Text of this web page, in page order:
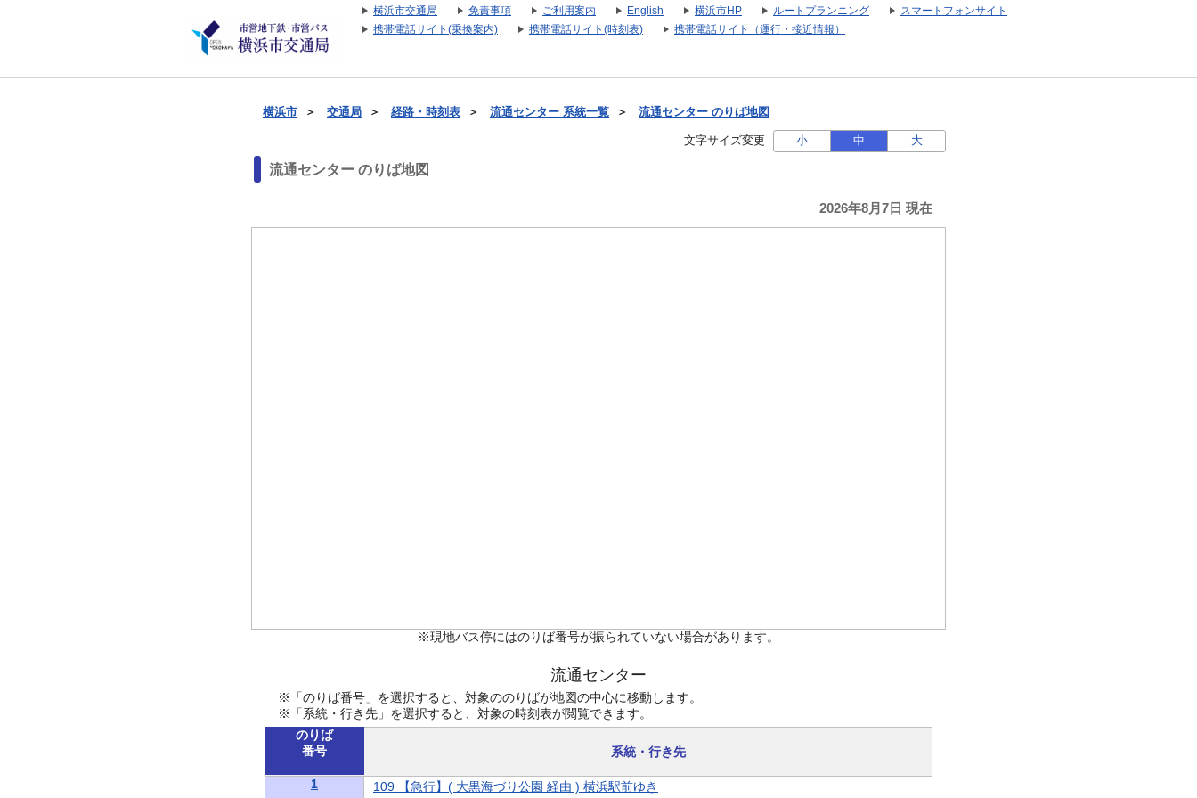
横浜市交通局 免責事項 ご利用案内 English 横浜市HP ルートプランニング
スマートフォンサイト
携帯電話サイト(乗換案内)
携帯電話サイト(時刻表) 携帯電話サイト（運行・接近情報）
横浜市 ＞ 交通局 ＞ 経路・時刻表 ＞ 流通センター 系統一覧 ＞ 流通センター のりば地図
文字サイズ変更 小 中 大
流通センター のりば地図
2026年8月7日 現在
※現地バス停にはのりば番号が振られていない場合があります。
流通センター
※「のりば番号」を選択すると、対象ののりばが地図の中心に移動します。
※「系統・行き先」を選択すると、対象の時刻表が閲覧できます。
のりば
番号
系統・行き先
1 109 【急行】( 大黒海づり公園 経由 ) 横浜駅前ゆき